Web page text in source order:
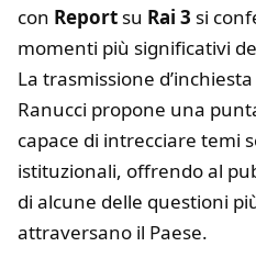
con Report su Rai 3 si
momenti più significativi
La trasmissione
Ranucci propone una
capace di intrecciare temi
istituzionali, offrendo al
di alcune delle questioni
attraversano il Paese.